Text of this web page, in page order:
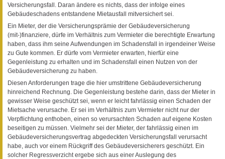
Versicherungsfall. Daran ändere es nichts, dass der infolge eines
Gebäudeschadens entstandene Mietausfall mitversichert sei.
Ein Mieter, der die Versicherungsprämie der Gebäudeversicherung
(mit-)finanziere, dürfe im Verhältnis zum Vermieter die berechtigte Erwartung
haben, dass ihm seine Aufwendungen im Schadensfall in irgendeiner Weise
zu Gute kommen. Er dürfe vom Vermieter erwarten, hierfür eine
Gegenleistung zu erhalten und im Schadensfall einen Nutzen von der
Gebäudeversicherung zu haben.
Diesen Anforderungen trage die hier umstrittene Gebäudeversicherung
hinreichend Rechnung. Die Gegenleistung bestehe darin, dass der Mieter in
gewisser Weise geschützt sei, wenn er leicht fahrlässig einen Schaden der
Mietsache verursache. Er sei im Verhältnis zum Vermieter nicht nur der
Verpflichtung enthoben, einen so verursachten Schaden auf eigene Kosten
beseitigen zu müssen. Vielmehr sei der Mieter, der fahrlässig einen im
Gebäudeversicherungsvertrag abgedeckten Versicherungsfall verursacht
habe, auch vor einem Rückgriff des Gebäudeversicherers geschützt. Ein
solcher Regressverzicht ergebe sich aus einer Auslegung des